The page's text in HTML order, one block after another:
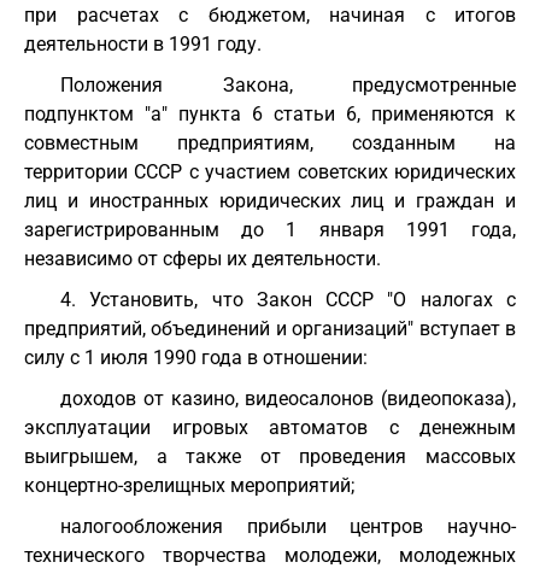
при расчетах с бюджетом, начиная с итогов
деятельности в 1991 году.
Положения Закона, предусмотренные
подпунктом "а" пункта 6 статьи 6, применяются к
совместным предприятиям, созданным на
территории СССР с участием советских юридических
лиц и иностранных юридических лиц и граждан и
зарегистрированным до 1 января 1991 года,
независимо от сферы их деятельности.
4. Установить, что Закон СССР "О налогах с
предприятий, объединений и организаций" вступает в
силу с 1 июля 1990 года в отношении:
доходов от казино, видеосалонов (видеопоказа),
эксплуатации игровых автоматов с денежным
выигрышем, а также от проведения массовых
концертно-зрелищных мероприятий;
налогообложения прибыли центров научно-
технического творчества молодежи, молодежных